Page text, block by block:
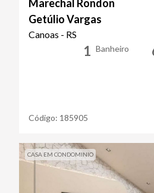
Marechal Rondon
Getúlio Vargas
Canoas - RS
1 Banheiro
Código: 185905
CASA EM CONDOMINIO